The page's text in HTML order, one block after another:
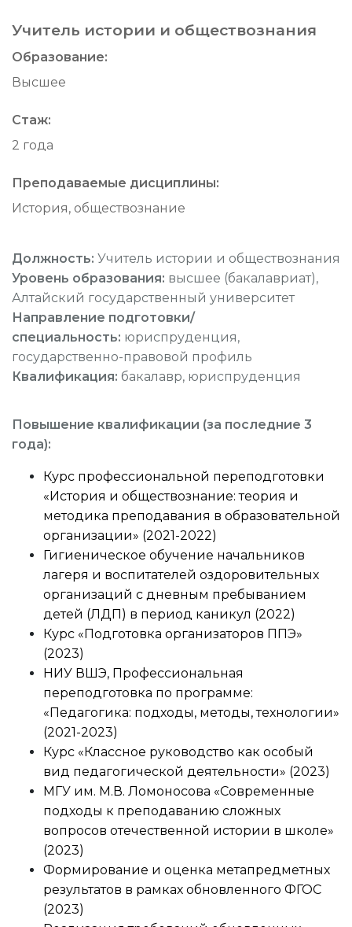
Учитель истории и обществознания
Образование:
Высшее
Стаж:
2 года
Преподаваемые дисциплины:
История, обществознание
Должность: Учитель истории и обществознания
Уровень образования: высшее (бакалавриат),
Алтайский государственный университет
Направление подготовки/
специальность: юриспруденция,
государственно-правовой профиль
Квалификация: бакалавр, юриспруденция
Повышение квалификации (за последние 3
года):
Курс профессиональной переподготовки
«История и обществознание: теория и
методика преподавания в образовательной
организации» (2021-2022)
Гигиеническое обучение начальников
лагеря и воспитателей оздоровительных
организаций с дневным пребыванием
детей (ЛДП) в период каникул (2022)
Курс «Подготовка организаторов ППЭ»
(2023)
НИУ ВШЭ, Профессиональная
переподготовка по программе:
«Педагогика: подходы, методы, технологии»
(2021-2023)
Курс «Классное руководство как особый
вид педагогической деятельности» (2023)
МГУ им. М.В. Ломоносова «Современные
подходы к преподаванию сложных
вопросов отечественной истории в школе»
(2023)
Формирование и оценка метапредметных
результатов в рамках обновленного ФГОС
(2023)